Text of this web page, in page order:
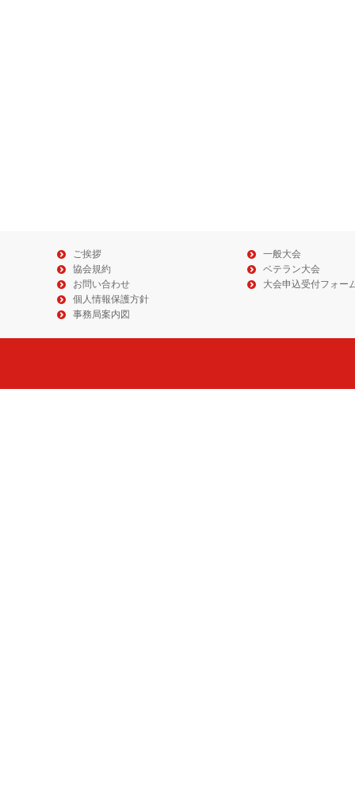
ご挨拶
協会規約
お問い合わせ
個人情報保護方針
事務局案内図
一般大会
ベテラン大会
大会申込受付フォー